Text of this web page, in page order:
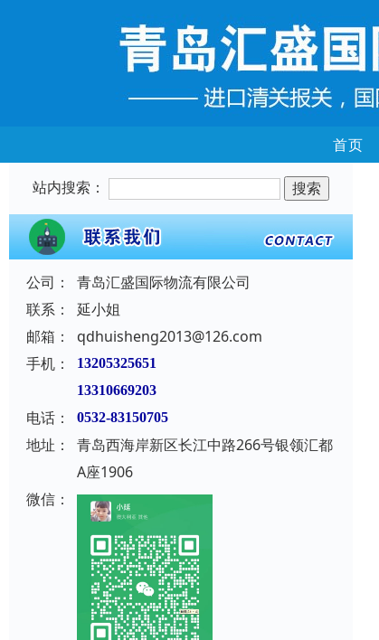
首页
站内搜索：
公司：
青岛汇盛国际物流有限公司
联系：
延小姐
邮箱：
qdhuisheng2013@126.com
手机：
13205325651
13310669203
电话： 0532-83150705
地址：
青岛西海岸新区长江中路266号银领汇都
A座1906
微信：